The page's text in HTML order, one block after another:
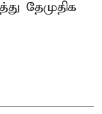
தேமுதிக